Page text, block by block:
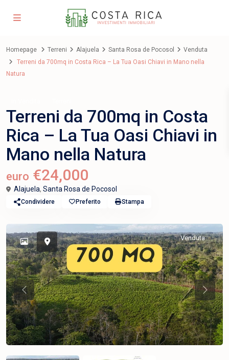
Homepage Terreni Alajuela Santa Rosa de Pocosol
Venduta
Terreni da 700mq in Costa Rica – La Tua Oasi Chiavi in Mano nella
Natura
Terreni da 700mq in Costa
Rica – La Tua Oasi Chiavi in
Mano nella Natura
euro €24,000
Alajuela, Santa Rosa de Pocosol
Condividere Preferito Stampa
Venduta
Previous